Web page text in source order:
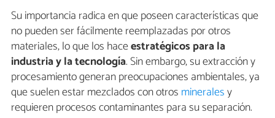
Su importancia radica en que poseen características que
no pueden ser fácilmente reemplazadas por otros
materiales, lo que los haceestratégicos para la
industria y la tecnología. Sin embargo, su extracción y
procesamiento generan preocupaciones ambientales, ya
que suelen estar mezclados con otros mineralesy
requieren procesos contaminantes para su separación.